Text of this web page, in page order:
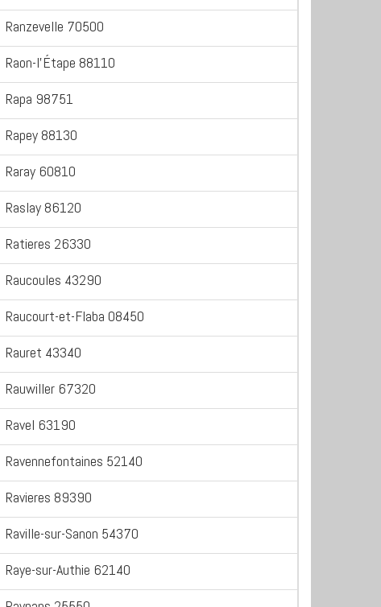
Ranzevelle 70500
Raon-l'Étape 88110
Rapa 98751
Rapey 88130
Raray 60810
Raslay 86120
Ratieres 26330
Raucoules 43290
Raucourt-et-Flaba 08450
Rauret 43340
Rauwiller 67320
Ravel 63190
Ravennefontaines 52140
Ravieres 89390
Raville-sur-Sanon 54370
Raye-sur-Authie 62140